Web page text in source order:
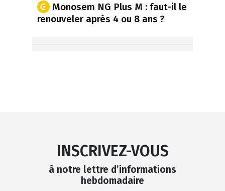
Monosem NG Plus M : faut-il le
renouveler après 4 ou 8 ans ?
INSCRIVEZ-VOUS
à notre lettre d’informations
hebdomadaire